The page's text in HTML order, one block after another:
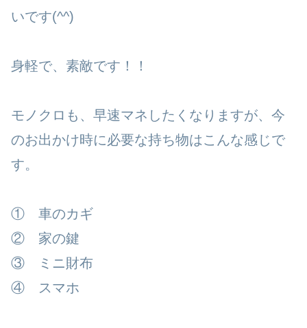
いです(^^)
身軽で、素敵です！！
モノクロも、早速マネしたくなりますが、今
のお出かけ時に必要な持ち物はこんな感じで
す。
① 車のカギ
② 家の鍵
③ ミニ財布
④ スマホ